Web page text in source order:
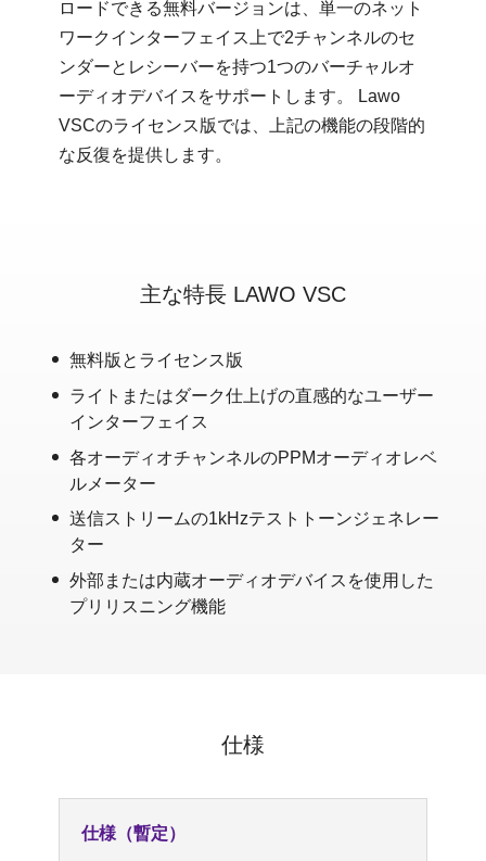
ロードできる無料バージョンは、単一のネット
ワークインターフェイス上で2チャンネルのセ
ンダーとレシーバーを持つ1つのバーチャルオ
ーディオデバイスをサポートします。 Lawo
VSCのライセンス版では、上記の機能の段階的
な反復を提供します。
主な特長 LAWO VSC
無料版とライセンス版
ライトまたはダーク仕上げの直感的なユーザー
インターフェイス
各オーディオチャンネルのPPMオーディオレベ
ルメーター
送信ストリームの1kHzテストトーンジェネレー
ター
外部または内蔵オーディオデバイスを使用した
プリリスニング機能
仕様
仕様（暫定）